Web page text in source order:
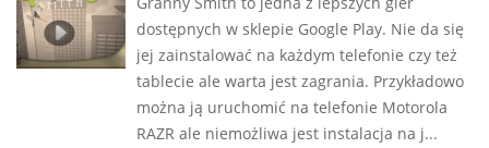
dostępnych w sklepie Google Play. Nie da się
jej zainstalować na każdym telefonie czy też
tablecie ale warta jest zagrania. Przykładowo
można ją uruchomić na telefonie Motorola
RAZR ale niemożliwa jest instalacja na j...